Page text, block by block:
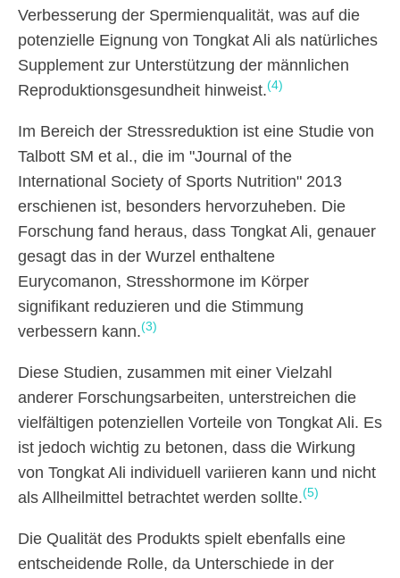
Verbesserung der Spermienqualität, was auf die
potenzielle Eignung von Tongkat Ali als natürliches
Supplement zur Unterstützung der männlichen
Reproduktionsgesundheit hinweist.(4)
Im Bereich der Stressreduktion ist eine Studie von
Talbott SM et al., die im "Journal of the
International Society of Sports Nutrition" 2013
erschienen ist, besonders hervorzuheben. Die
Forschung fand heraus, dass Tongkat Ali, genauer
gesagt das in der Wurzel enthaltene
Eurycomanon, Stresshormone im Körper
signifikant reduzieren und die Stimmung
verbessern kann.(3)
Diese Studien, zusammen mit einer Vielzahl
anderer Forschungsarbeiten, unterstreichen die
vielfältigen potenziellen Vorteile von Tongkat Ali. Es
ist jedoch wichtig zu betonen, dass die Wirkung
von Tongkat Ali individuell variieren kann und nicht
als Allheilmittel betrachtet werden sollte.(5)
Die Qualität des Produkts spielt ebenfalls eine
entscheidende Rolle, da Unterschiede in der